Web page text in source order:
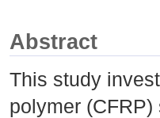
Abstract
This study
polymer